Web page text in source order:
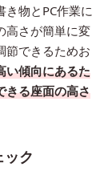
物とPC作業に
高さが簡単に変
節できるためお
い傾向にあるた
きる座面の高さ
ク